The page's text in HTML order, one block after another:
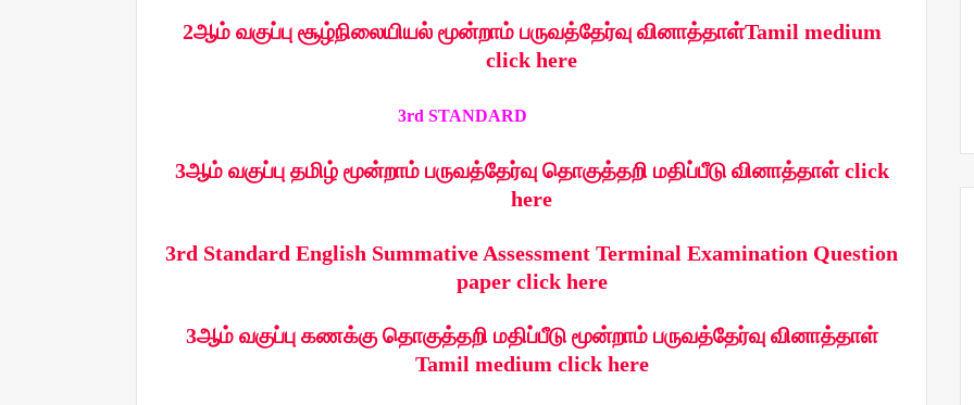
2ஆம் வகுப்பு சூழ்நிலையியல் மூன்றாம் பருவத்தேர்வு வினாத்தாள்Tamil medium
click here
3rd STANDARD
3ஆம் வகுப்பு தமிழ் மூன்றாம் பருவத்தேர்வு தொகுத்தறி மதிப்பீடு வினாத்தாள் click
here
3rd Standard English Summative Assessment Terminal Examination Question
paper click here
3ஆம் வகுப்பு கணக்கு தொகுத்தறி மதிப்பீடு மூன்றாம் பருவத்தேர்வு வினாத்தாள்
Tamil medium click here